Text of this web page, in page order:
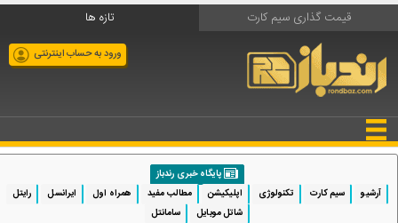
قیمت گذاری سیم کارت تازه ها
ورود به حساب اینترنتی
پایگاه خبری رندباز
آرشیو
سیم کارت تکنولوژی اپلیکیشن مطالب مفید همراه اول ایرانسل
رایتل
شاتل موبایل
سامانتل